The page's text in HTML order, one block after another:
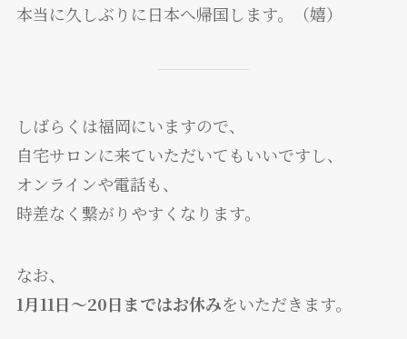
本当に久しぶりに日本へ帰国します。（嬉）
しばらくは福岡にいますので、
自宅サロンに来ていただいてもいいですし、
オンラインや電話も、
時差なく繋がりやすくなります。
なお、
1月11日〜20日まではお休みをいただきます。